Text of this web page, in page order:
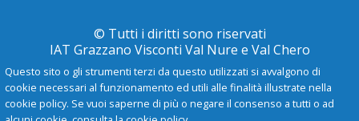
© Tutti i diritti sono riservati
IAT Grazzano Visconti Val Nure e Val Chero
Privacy Policy
Questo sito o gli strumenti terzi da questo utilizzati si avvalgono di
cookie necessari al funzionamento ed utili alle finalità illustrate nella
cookie policy. Se vuoi saperne di più o negare il consenso a tutti o ad